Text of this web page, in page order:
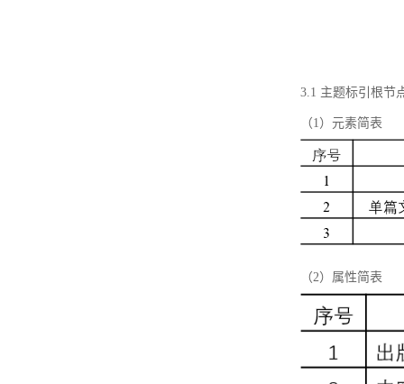
3.1 主题标引根节
（1）元素简表
（2）属性简表